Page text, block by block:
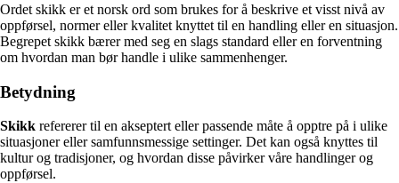
Ordet skikk er et norsk ord som brukes for å beskrive et visst nivå av
oppførsel, normer eller kvalitet knyttet til en handling eller en situasjon.
Begrepet skikk bærer med seg en slags standard eller en forventning
om hvordan man bør handle i ulike sammenhenger.
Betydning
Skikk refererer til en akseptert eller passende måte å opptre på i ulike
situasjoner eller samfunnsmessige settinger. Det kan også knyttes til
kultur og tradisjoner, og hvordan disse påvirker våre handlinger og
oppførsel.